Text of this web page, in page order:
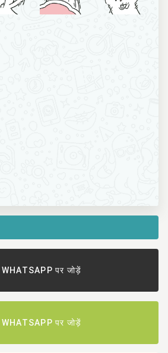
WHATSAPP पर जोड़ें
WHATSAPP पर जोड़ें